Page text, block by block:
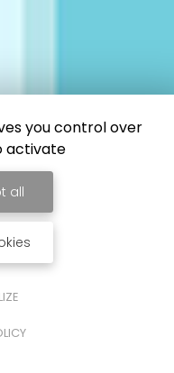
you control over
activate
all